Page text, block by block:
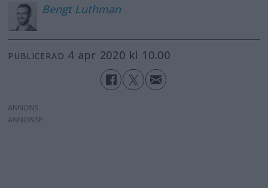
Bengt Luthman
PUBLICERAD 4 apr 2020 kl 10.00
ANNONS